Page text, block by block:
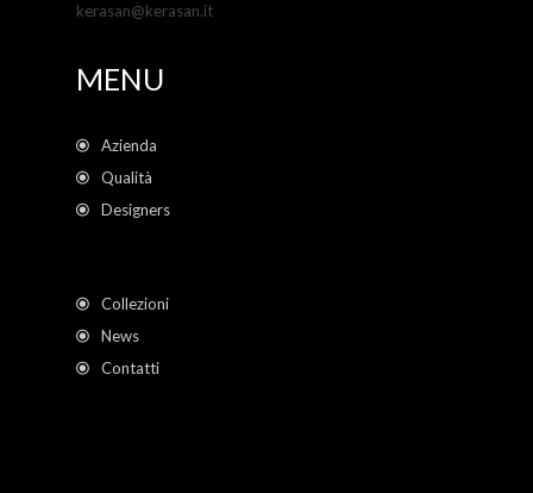
kerasan@kerasan.it
MENU
Azienda
Qualità
Designers
Collezioni
News
Contatti